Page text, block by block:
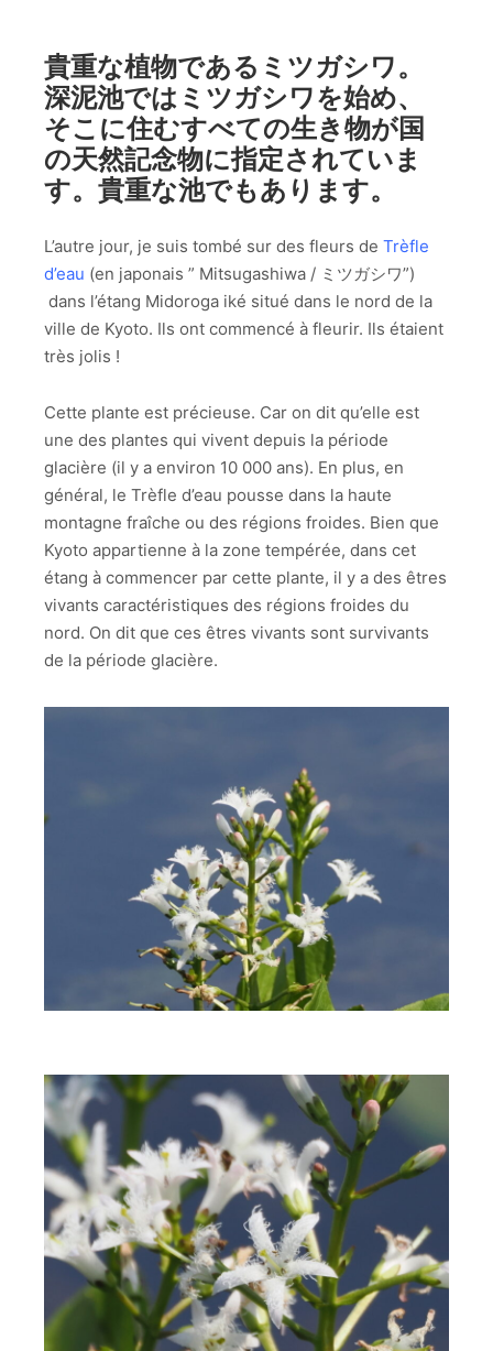
貴重な植物であるミツガシワ。
深泥池ではミツガシワを始め、
そこに住むすべての生き物が国
の天然記念物に指定されていま
す。貴重な池でもあります。
L’autre jour, je suis tombé sur des fleurs de Trèfle
d’eau (en japonais ” Mitsugashiwa / ミツガシワ”)
dans l’étang Midoroga iké situé dans le nord de la
ville de Kyoto. Ils ont commencé à fleurir. Ils étaient
très jolis !
Cette plante est précieuse. Car on dit qu’elle est
une des plantes qui vivent depuis la période
glacière (il y a environ 10 000 ans). En plus, en
général, le Trèfle d’eau pousse dans la haute
montagne fraîche ou des régions froides. Bien que
Kyoto appartienne à la zone tempérée, dans cet
étang à commencer par cette plante, il y a des êtres
vivants caractéristiques des régions froides du
nord. On dit que ces êtres vivants sont survivants
de la période glacière.